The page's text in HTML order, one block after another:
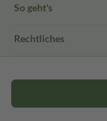
So geht's
Rechtliches